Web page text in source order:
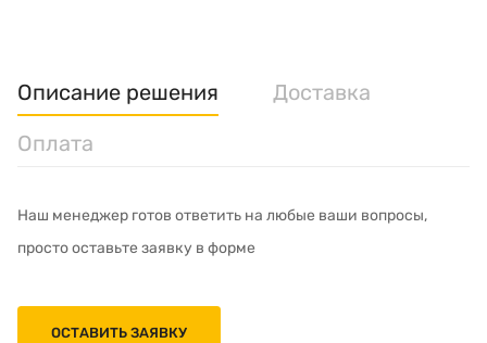
Описание решения
Доставка
Оплата
Наш менеджер готов ответить на любые ваши вопросы,
просто оставьте заявку в форме
ОСТАВИТЬ ЗАЯВКУ